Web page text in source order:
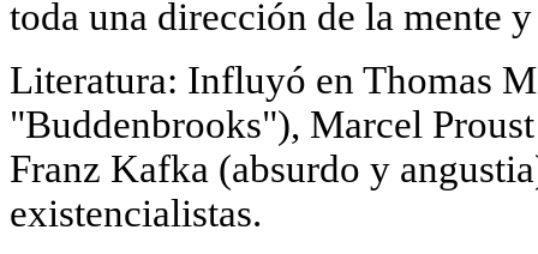
toda una dirección de la mente
Literatura: Influyó en Thomas
"Buddenbrooks"), Marcel
Franz Kafka (absurdo y
existencialistas.